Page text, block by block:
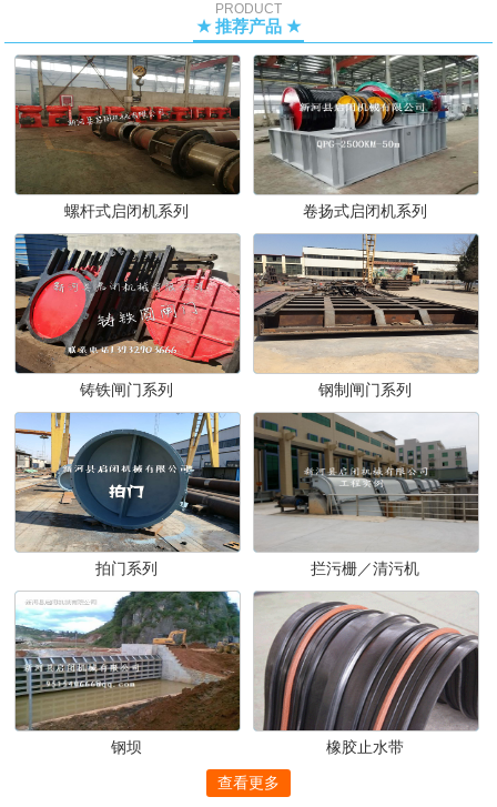
PRODUCT
★ 推荐产品 ★
螺杆式启闭机系列 卷扬式启闭机系列
铸铁闸门系列 钢制闸门系列
拍门系列 拦污栅／清污机
钢坝 橡胶止水带
查看更多